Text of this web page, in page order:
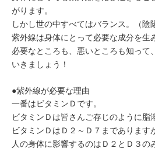
がります。
しかし世の中すべてはバランス。（陰
紫外線は身体にとって必要な成分を生
必要なところも、悪いところも知って
いきましょう！
●紫外線が必要な理由
一番はビタミンＤです。
ビタミンＤは皆さんご存じのように脂
ビタミンＤはＤ２～Ｄ７まであります
人の身体に影響するのはＤ２とＤ３の